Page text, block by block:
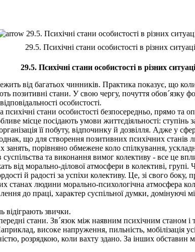
29.5. Психічні стани особистості в різних
29.5. Психічні стани особистості в різних
29.5. Психічні стани особистості в різних
від багатьох чинників. Практика показує, що
позитивні стани. У свою чергу, почуття обов´язку
особистості.
стани особистості безпосередньо, прямо та
місце посідають умови життєдіяльності:
її побуту, відпочинку й дозвілля. Адже у
що для створення позитивних психічних станів
порівняно обмежене коло спілкування,
суспільства та виконання вимог колективу - все це
від морально-ділової атмосфери в колективі, групі.
й радості за успіхи колективу. Це, зі свого
людини морально-психологічна атмосфера
до праці, характер суспільної думки, домінуючі
відіграють звички.
стани. Зв´язок між наявним психічним
високе напруження, пильність, мобілізація
розрядкою, коли вахту здано. За інших